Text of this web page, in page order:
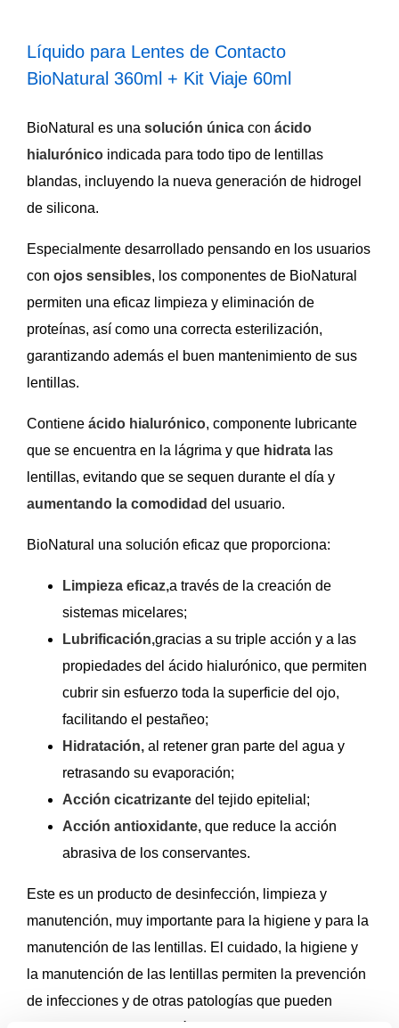
Líquido para Lentes de Contacto
BioNatural 360ml + Kit Viaje 60ml
BioNatural es una solución única con ácido
hialurónico indicada para todo tipo de lentillas
blandas, incluyendo la nueva generación de hidrogel
de silicona.
Especialmente desarrollado pensando en los usuarios
con ojos sensibles, los componentes de BioNatural
permiten una eficaz limpieza y eliminación de
proteínas, así como una correcta esterilización,
garantizando además el buen mantenimiento de sus
lentillas.
Contiene ácido hialurónico, componente lubricante
que se encuentra en la lágrima y que hidrata las
lentillas, evitando que se sequen durante el día y
aumentando la comodidad del usuario.
BioNatural una solución eficaz que proporciona:
Limpieza eficaz,a través de la creación de
sistemas micelares;
Lubrificación,gracias a su triple acción y a las
propiedades del ácido hialurónico, que permiten
cubrir sin esfuerzo toda la superficie del ojo,
facilitando el pestañeo;
Hidratación, al retener gran parte del agua y
retrasando su evaporación;
Acción cicatrizante del tejido epitelial;
Acción antioxidante, que reduce la acción
abrasiva de los conservantes.
Este es un producto de desinfección, limpieza y
manutención, muy importante para la higiene y para la
manutención de las lentillas. El cuidado, la higiene y
la manutención de las lentillas permiten la prevención
de infecciones y de otras patologías que pueden